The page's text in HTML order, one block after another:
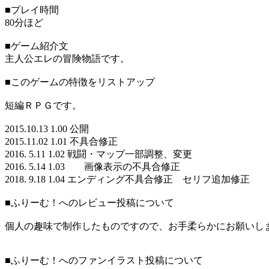
■プレイ時間
80分ほど
■ゲーム紹介文
主人公エレの冒険物語です。
■このゲームの特徴をリストアップ
短編ＲＰＧです。
2015.10.13 1.00 公開
2015.11.02 1.01 不具合修正
2016. 5.11 1.02 戦闘・マップ一部調整、変更
2016. 5.14 1.03 画像表示の不具合修正
2018. 9.18 1.04 エンディング不具合修正 セリフ追加修正
■ふりーむ！へのレビュー投稿について
個人の趣味で制作したものですので、お手柔らかにお願いし
■ふりーむ！へのファンイラスト投稿について